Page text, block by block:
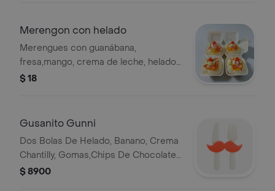
Merengon con helado
Merengues con guanábana,
fresa,mango, crema de leche, helado
y salsas
$ 18
Gusanito Gunni
Dos Bolas De Helado, Banano, Crema
Chantilly, Gomas,Chips De Chocolate
Y Salsa*
$ 8900